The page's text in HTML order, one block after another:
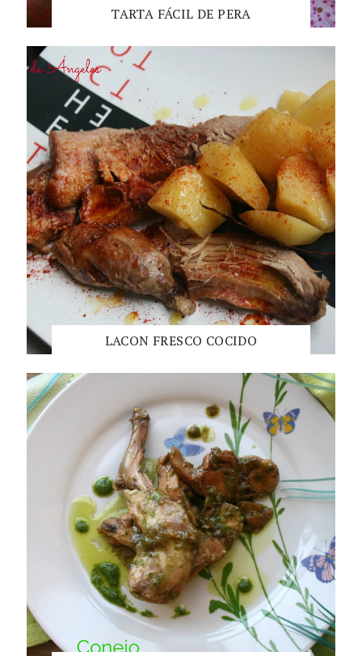
TARTA FÁCIL DE PERA
LACON FRESCO COCIDO